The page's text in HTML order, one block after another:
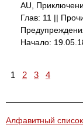
AU,
Глав: 11 ||
Начало:
1 2 3 4
Алфавитный